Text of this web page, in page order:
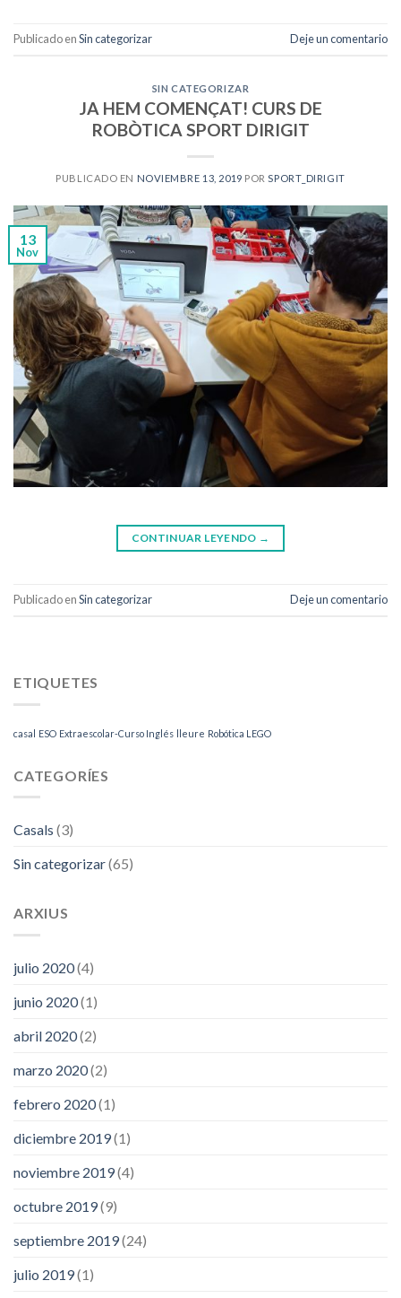
Publicado enSin categorizar Deje un comentario
SIN CATEGORIZAR
JA HEM COMENÇAT! CURS DE
ROBÒTICA SPORT DIRIGIT
PUBLICADO EN NOVIEMBRE 13, 2019 PORSPORT_DIRIGIT
13
Nov
CONTINUAR LEYENDO →
Publicado enSin categorizar Deje un comentario
ETIQUETES
casal ESO Extraescolar-Curso Inglés lleure Robótica LEGO
CATEGORÍES
Casals (3)
Sin categorizar(65)
ARXIUS
julio 2020(4)
junio 2020(1)
abril 2020(2)
marzo 2020(2)
febrero 2020(1)
diciembre 2019(1)
noviembre 2019(4)
octubre 2019(9)
septiembre 2019(24)
julio 2019(1)